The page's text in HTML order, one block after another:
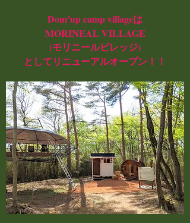
Dom’up camp villageは
​MORINEAL VILLAGE
(モリニールビレッジ)
としてリニューアルオープン！！